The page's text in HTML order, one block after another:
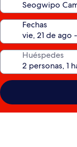
Fechas
Huéspedes